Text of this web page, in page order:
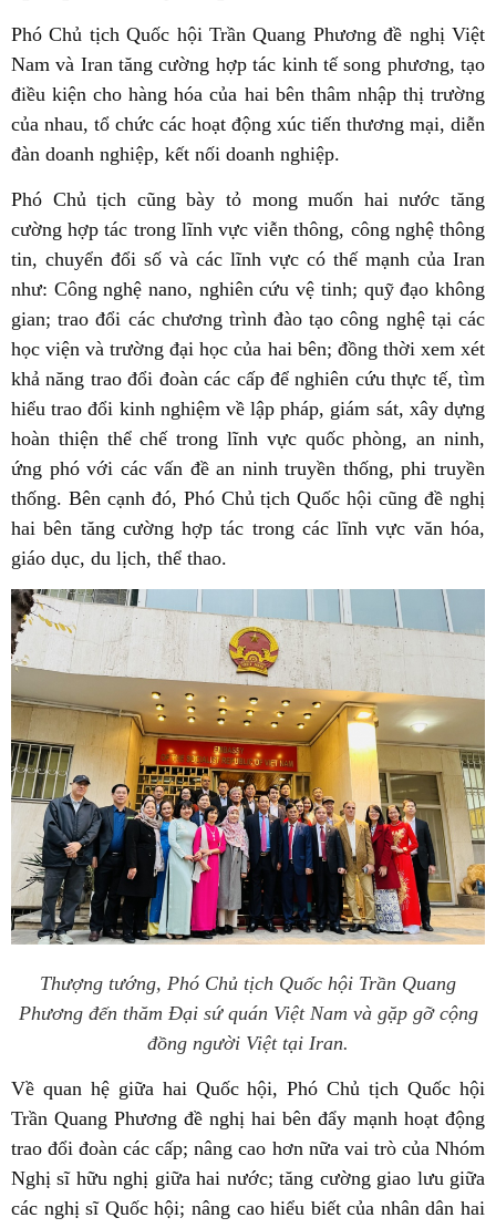
Phó Chủ tịch Quốc hội Trần Quang Phương đề nghị Việt
Nam và Iran tăng cường hợp tác kinh tế song phương, tạo
điều kiện cho hàng hóa của hai bên thâm nhập thị trường
của nhau, tổ chức các hoạt động xúc tiến thương mại, diễn
đàn doanh nghiệp, kết nối doanh nghiệp.
Phó Chủ tịch cũng bày tỏ mong muốn hai nước tăng
cường hợp tác trong lĩnh vực viễn thông, công nghệ thông
tin, chuyển đổi số và các lĩnh vực có thế mạnh của Iran
như: Công nghệ nano, nghiên cứu vệ tinh; quỹ đạo không
gian; trao đổi các chương trình đào tạo công nghệ tại các
học viện và trường đại học của hai bên; đồng thời xem xét
khả năng trao đổi đoàn các cấp để nghiên cứu thực tế, tìm
hiểu trao đổi kinh nghiệm về lập pháp, giám sát, xây dựng
hoàn thiện thể chế trong lĩnh vực quốc phòng, an ninh,
ứng phó với các vấn đề an ninh truyền thống, phi truyền
thống. Bên cạnh đó, Phó Chủ tịch Quốc hội cũng đề nghị
hai bên tăng cường hợp tác trong các lĩnh vực văn hóa,
giáo dục, du lịch, thể thao.
Thượng tướng, Phó Chủ tịch Quốc hội Trần Quang
Phương đến thăm Đại sứ quán Việt Nam và gặp gỡ cộng
đồng người Việt tại Iran.
Về quan hệ giữa hai Quốc hội, Phó Chủ tịch Quốc hội
Trần Quang Phương đề nghị hai bên đẩy mạnh hoạt động
trao đổi đoàn các cấp; nâng cao hơn nữa vai trò của Nhóm
Nghị sĩ hữu nghị giữa hai nước; tăng cường giao lưu giữa
các nghị sĩ Quốc hội; nâng cao hiểu biết của nhân dân hai